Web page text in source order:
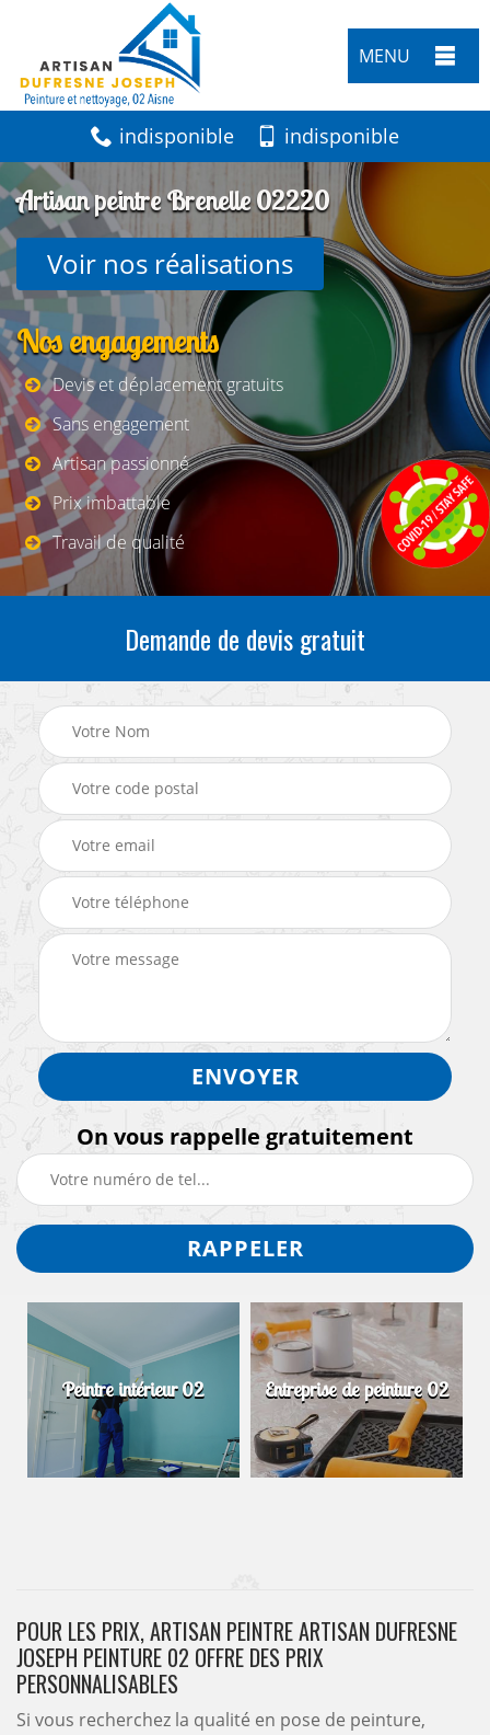
MENU
indisponible indisponible
Artisan peintre Brenelle 02220
Voir nos réalisations
Nos engagements
Devis et déplacement gratuits
Sans engagement
Artisan passionné
Prix imbattable
Travail de qualité
Demande de devis gratuit
On vous rappelle gratuitement
Peintre intérieur 02 Entreprise de peinture 02
POUR LES PRIX, ARTISAN PEINTRE ARTISAN DUFRESNE
JOSEPH PEINTURE 02 OFFRE DES PRIX
PERSONNALISABLES
Si vous recherchez la qualité en pose de peinture,